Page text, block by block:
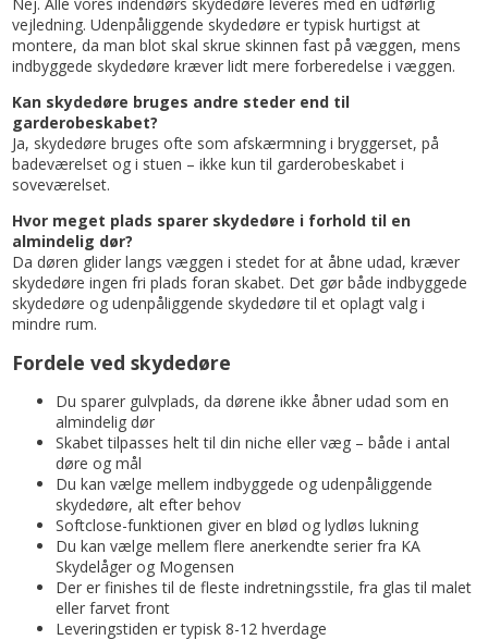
vejledning. Udenpåliggende skydedøre er typisk hurtigst at
montere, da man blot skal skrue skinnen fast på væggen, mens
indbyggede skydedøre kræver lidt mere forberedelse i væggen.
Kan skydedøre bruges andre steder end til
garderobeskabet?
Ja, skydedøre bruges ofte som afskærmning i bryggerset, på
badeværelset og i stuen – ikke kun til garderobeskabet i
soveværelset.
Hvor meget plads sparer skydedøre i forhold til en
almindelig dør?
Da døren glider langs væggen i stedet for at åbne udad, kræver
skydedøre ingen fri plads foran skabet. Det gør både indbyggede
skydedøre og udenpåliggende skydedøre til et oplagt valg i
mindre rum.
Fordele ved skydedøre
Du sparer gulvplads, da dørene ikke åbner udad som en
almindelig dør
Skabet tilpasses helt til din niche eller væg – både i antal
døre og mål
Du kan vælge mellem indbyggede og udenpåliggende
skydedøre, alt efter behov
Softclose-funktionen giver en blød og lydløs lukning
Du kan vælge mellem flere anerkendte serier fra KA
Skydelåger og Mogensen
Der er finishes til de fleste indretningsstile, fra glas til malet
eller farvet front
Leveringstiden er typisk 8-12 hverdage